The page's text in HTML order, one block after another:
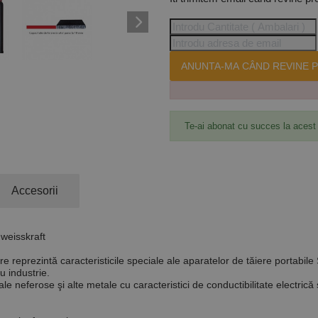
ANUNTA-MA CÂND REVINE
Te-ai abonat cu succes la acest
Accesorii
reprezintă caracteristicile speciale ale aparatelor de tăiere
industrie.
neferose şi alte metale cu caracteristici de conductibilitate